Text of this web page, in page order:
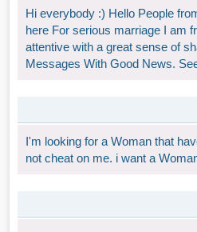
Hi everybody :) Hello People
here For serious marriage I am
attentive with a great sense of
Messages With Good News.
I'm looking for a Woman that
not cheat on me. i want a